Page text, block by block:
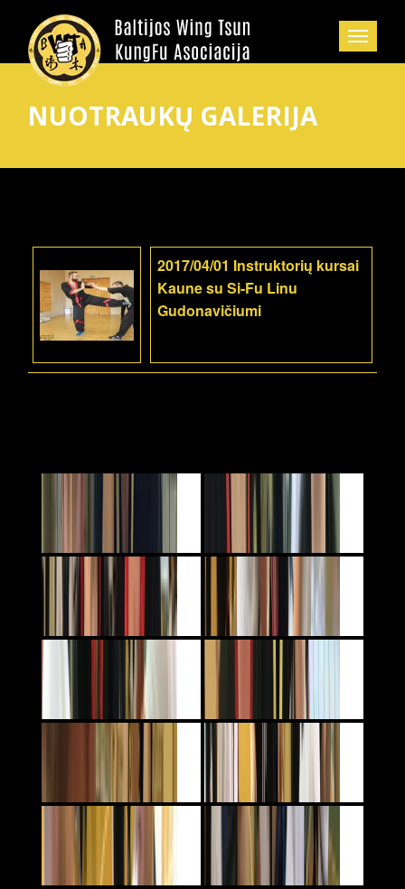
NUOTRAUKŲ GALERIJA
2017/04/01 Instruktorių kursai
Kaune su Si-Fu Linu
Gudonavičiumi